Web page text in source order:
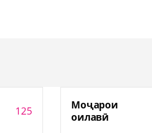
125
Моҷарои
оилавӣ